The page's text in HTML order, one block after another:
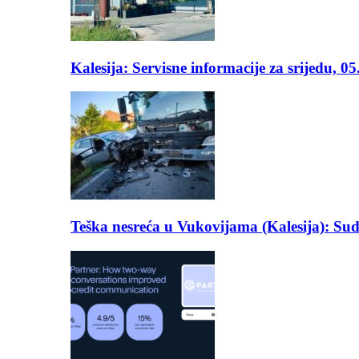
Kalesija: Servisne informacije za srijedu,
Teška nesreća u Vukovijama (Kalesija):